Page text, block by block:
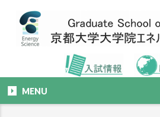
MENU